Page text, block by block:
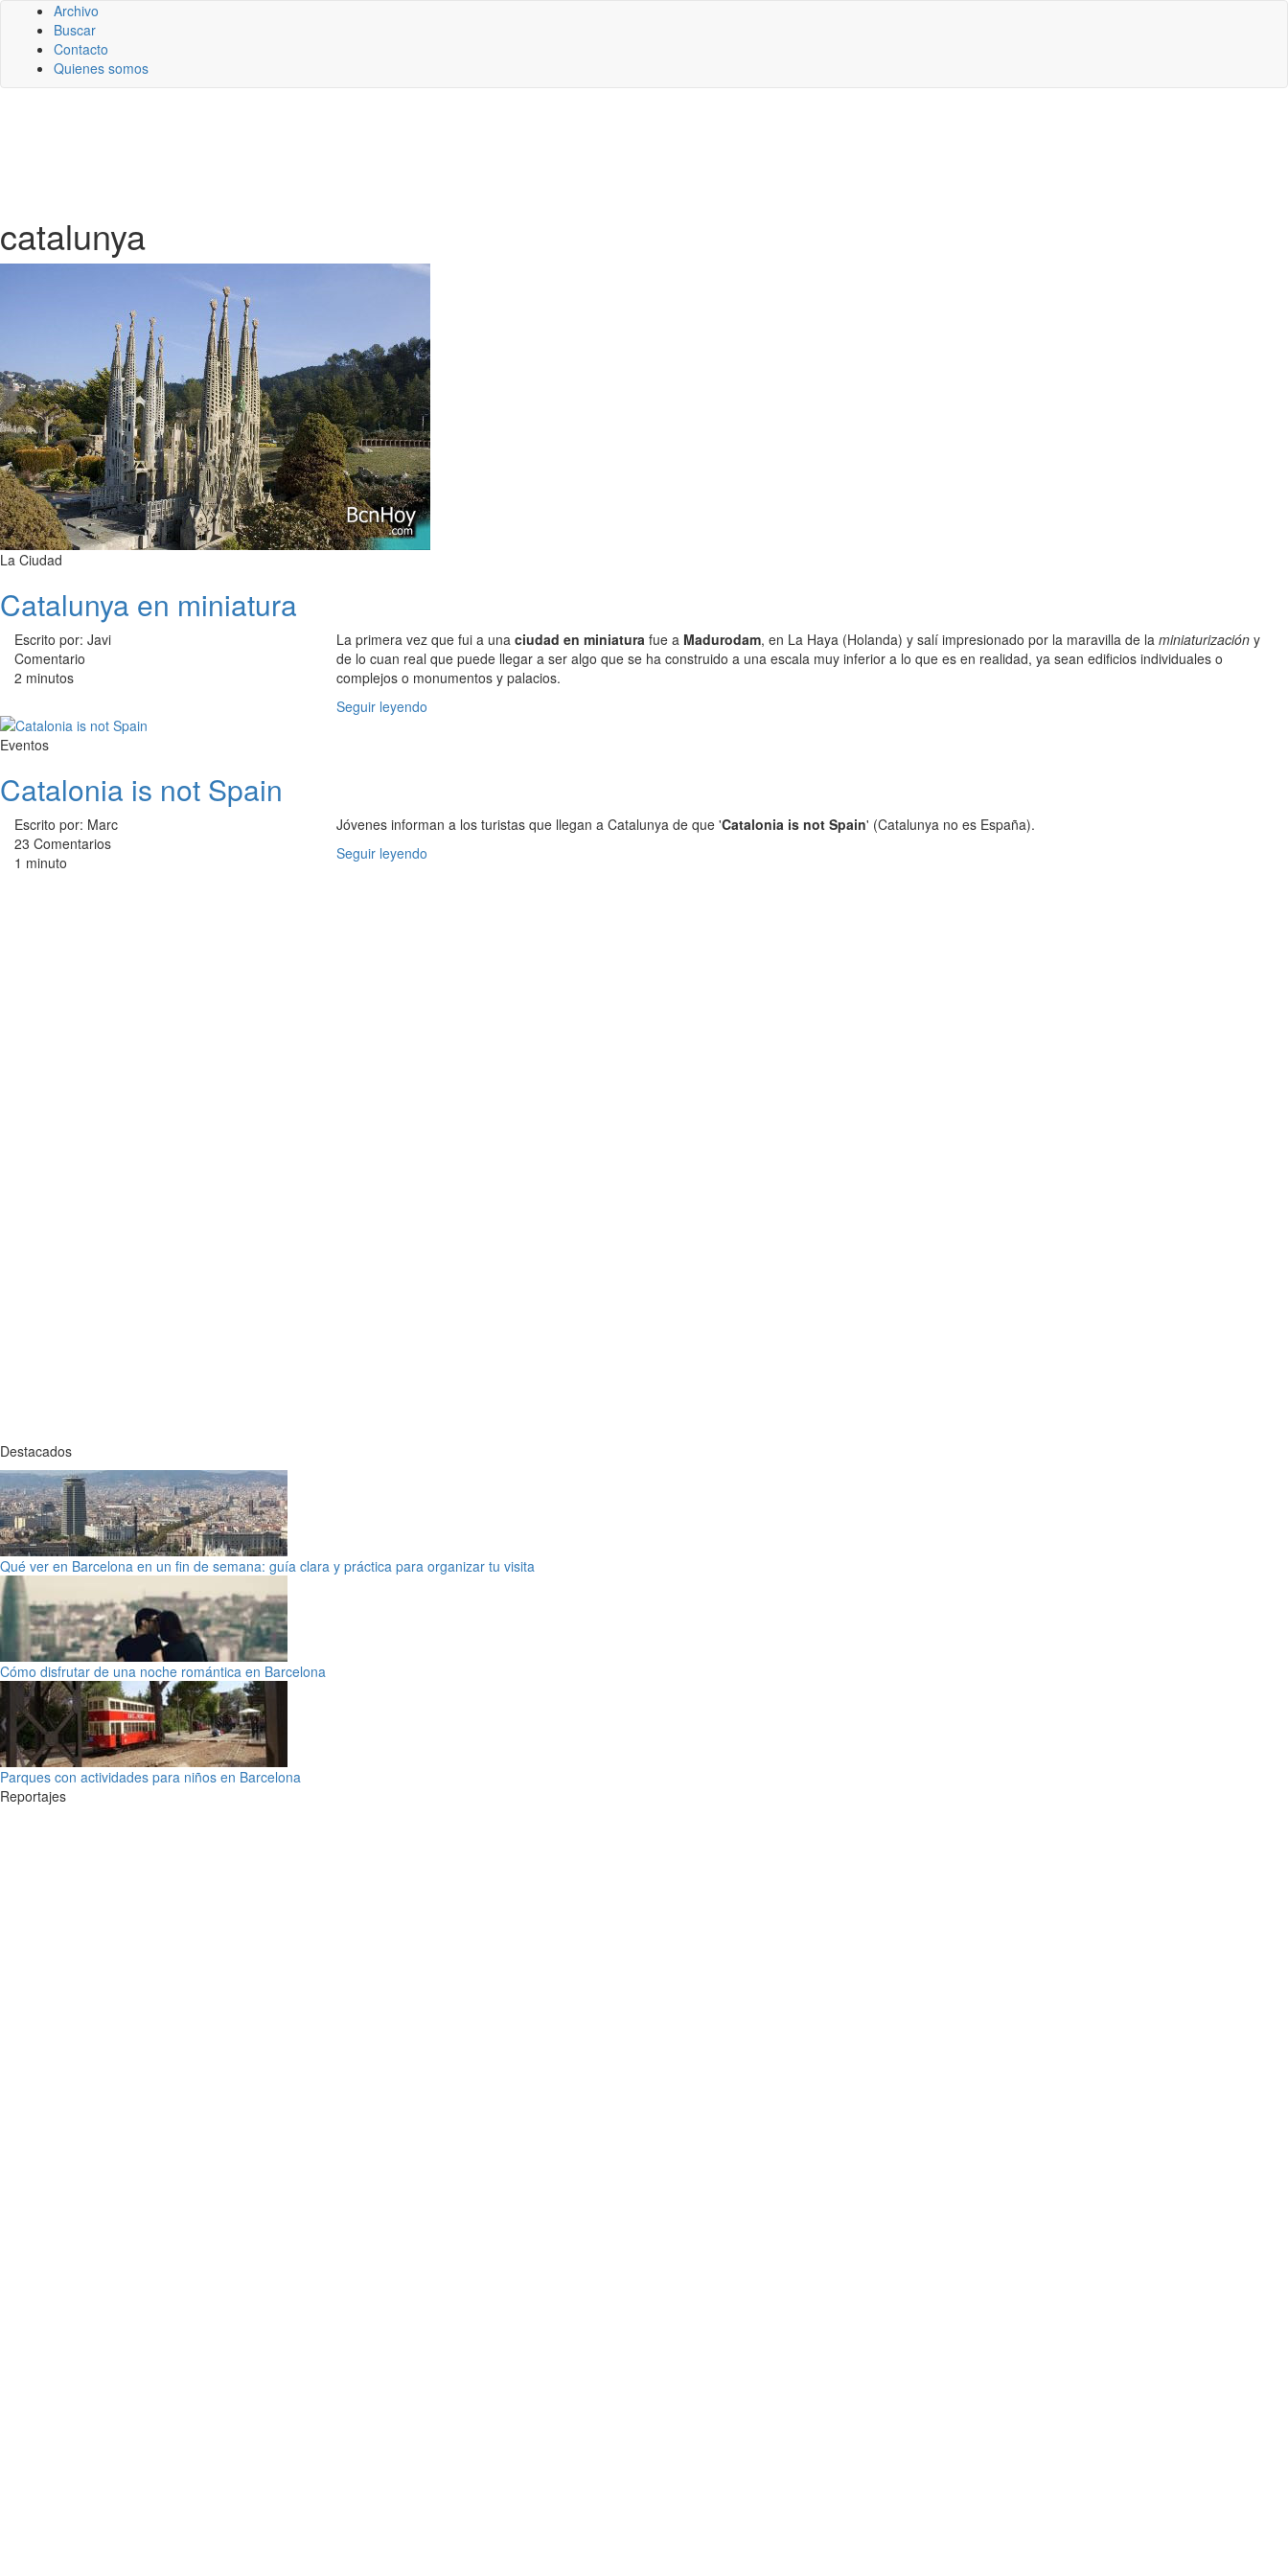
Archivo
Buscar
Contacto
Quienes somos
catalunya
La Ciudad
Catalunya en miniatura
Escrito por: Javi
Comentario
2 minutos
La primera vez que fui a una ciudad en miniatura fue a Madurodam, en La Haya (Holanda) y salí impresionado por la maravilla de la miniaturización y
de lo cuan real que puede llegar a ser algo que se ha construido a una escala muy inferior a lo que es en realidad, ya sean edificios individuales o
complejos o monumentos y palacios.
Seguir leyendo
Eventos
Catalonia is not Spain
Escrito por: Marc
23 Comentarios
1 minuto
Jóvenes informan a los turistas que llegan a Catalunya de que 'Catalonia is not Spain' (Catalunya no es España).
Seguir leyendo
Destacados
Qué ver en Barcelona en un fin de semana: guía clara y práctica para organizar tu visita
Cómo disfrutar de una noche romántica en Barcelona
Parques con actividades para niños en Barcelona
Reportajes